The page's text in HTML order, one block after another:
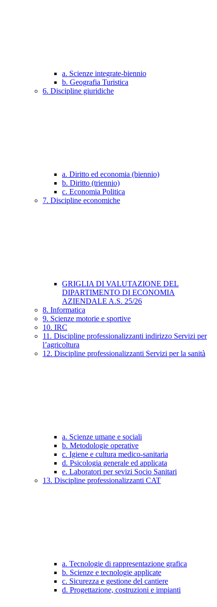
a. Scienze integrate-biennio
b. Geografia Turistica
6. Discipline giuridiche
a. Diritto ed economia (biennio)
b. Diritto (triennio)
c. Economia Politica
7. Discipline economiche
GRIGLIA DI VALUTAZIONE DEL
DIPARTIMENTO DI ECONOMIA
AZIENDALE A.S. 25/26
8. Informatica
9. Scienze motorie e sportive
10. IRC
11. Discipline professionalizzanti indirizzo Servizi per
l’agricoltura
12. Discipline professionalizzanti Servizi per la sanità
a. Scienze umane e sociali
b. Metodologie operative
c. Igiene e cultura medico-sanitaria
d. Psicologia generale ed applicata
e. Laboratori per sevizi Socio Sanitari
13. Discipline professionalizzanti CAT
a. Tecnologie di rappresentazione grafica
b. Scienze e tecnologie applicate
c. Sicurezza e gestione del cantiere
d. Progettazione, costruzioni e impianti